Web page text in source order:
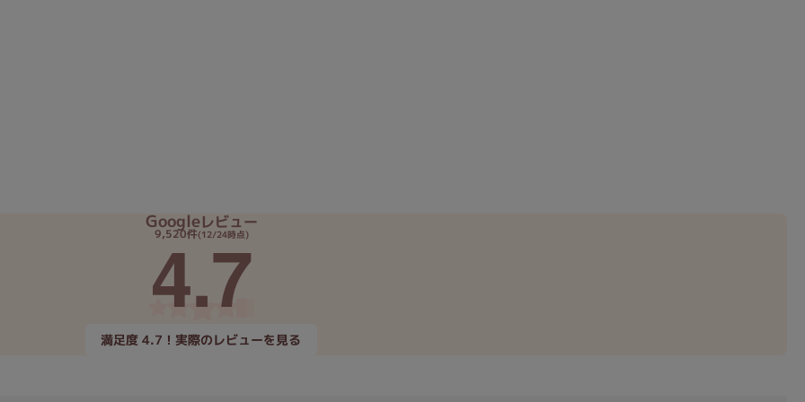
Googleレビュー
9,520件(12/24時点)
4.7
満足度 4.7！実際のレビューを見る